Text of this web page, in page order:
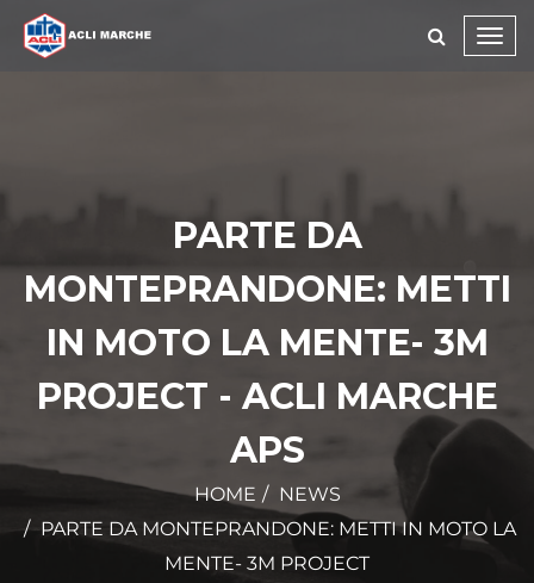
PARTE DA
MONTEPRANDONE: METTI
IN MOTO LA MENTE- 3M
PROJECT - ACLI MARCHE
APS
HOME
NEWS
PARTE DA MONTEPRANDONE: METTI IN MOTO LA
MENTE- 3M PROJECT